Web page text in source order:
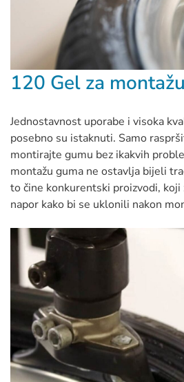
120 Gel za
Jednostavnost uporabe i visoka
posebno su istaknuti. Samo
montirajte gumu bez ikakvih
montažu guma ne ostavlja bijeli
to čine konkurentski proizvodi,
napor kako bi se uklonili nakon